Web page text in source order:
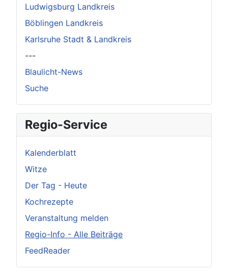
Ludwigsburg Landkreis
Böblingen Landkreis
Karlsruhe Stadt & Landkreis
---
Blaulicht-News
Suche
Regio-Service
Kalenderblatt
Witze
Der Tag - Heute
Kochrezepte
Veranstaltung melden
Regio-Info - Alle Beiträge
FeedReader